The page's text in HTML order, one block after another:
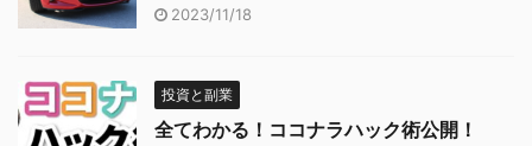
2023/11/18
投資と副業
全てわかる！ココナラハック術公開！